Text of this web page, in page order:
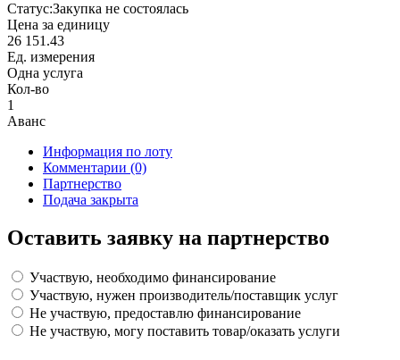
Статус:Закупка не состоялась
Цена за единицу
26 151.43
Ед. измерения
Одна услуга
Кол-во
1
Аванс
Информация по лоту
Комментарии (0)
Партнерство
Подача закрыта
Оставить заявку на партнерство
Участвую, необходимо финансирование
Участвую, нужен производитель/поставщик услуг
Не участвую, предоставлю финансирование
Не участвую, могу поставить товар/оказать услуги